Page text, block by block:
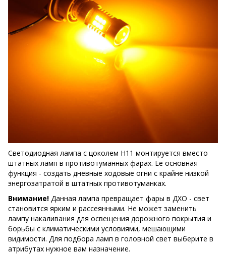
Светодиодная лампа с цоколем H11 монтируется вместо
штатных ламп в противотуманных фарах. Ее основная
функция - создать дневные ходовые огни с крайне низкой
энергозатратой в штатных противотуманках.
Внимание! Данная лампа превращает фары в ДХО - свет
становится ярким и рассеянными. Не может заменить
лампу накаливания для освещения дорожного покрытия и
борьбы с климатическими условиями, мешающими
видимости. Для подбора ламп в головной свет выберите в
атрибутах нужное вам назначение.